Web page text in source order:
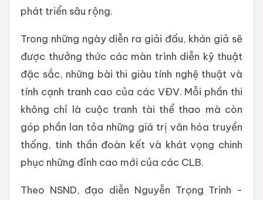
phát triển sâu rộng.
Trong những ngày diễn ra giải đấu, khán giả sẽ
được thưởng thức các màn trình diễn kỹ thuật
đặc sắc, những bài thi giàu tính nghệ thuật và
tính cạnh tranh cao của các VĐV. Mỗi phần thi
không chỉ là cuộc tranh tài thể thao mà còn
góp phần lan tỏa những giá trị văn hóa truyền
thống, tinh thần đoàn kết và khát vọng chinh
phục những đỉnh cao mới của các CLB.
Theo NSND, đạo diễn Nguyễn Trọng Trinh -